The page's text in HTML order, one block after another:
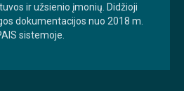
ir užsienio įmonių. Didžioji
dokumentacijos nuo 2018 m.
sistemoje.